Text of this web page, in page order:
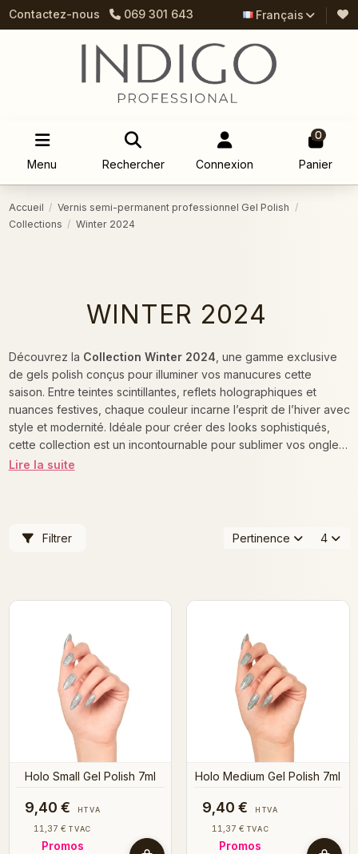
Contactez-nous 069 301 643 Français
Menu Rechercher Connexion
0
Panier
Accueil
Vernis semi-permanent professionnel Gel Polish
Collections
Winter 2024
WINTER 2024
Découvrez la Collection Winter 2024 , une gamme exclusive
de gels polish conçus pour illuminer vos manucures cette
saison. Entre teintes scintillantes, reflets holographiques et
nuances festives, chaque couleur incarne l’esprit de l’hiver avec
style et modernité. Idéale pour créer des looks sophistiqués,
cette collection est un incontournable pour sublimer vos ongles
tout au long de la saison.
Lire la suite
Filtrer Pertinence 4
Holo Small Gel Polish 7ml
9,40 € HTVA
11,37 € TVAC
Promos
Holo Medium Gel Polish 7ml
9,40 € HTVA
11,37 € TVAC
Promos